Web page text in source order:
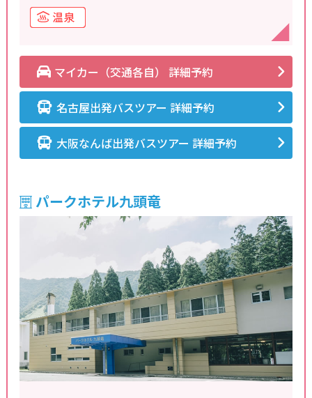
マイカー（交通各自） 詳細予約
名古屋出発バスツアー 詳細予約
大阪なんば出発バスツアー 詳細予約
パークホテル九頭竜